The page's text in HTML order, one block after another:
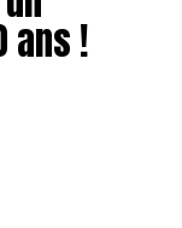
ans !